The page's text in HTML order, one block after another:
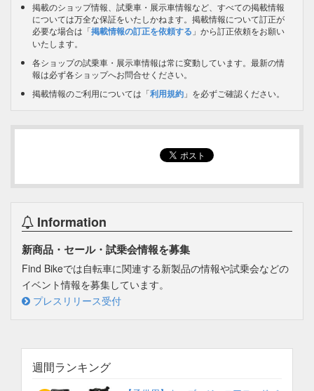
掲載のショップ情報、試乗車・展示車情報など、すべての掲載情報
については万全な保証をいたしかねます。掲載情報について訂正が
必要な場合は「掲載情報の訂正を依頼する 」から訂正依頼をお願い
いたします。
各ショップの試乗車・展示車情報は常に変動しています。最新の情
報は必ず各ショップへお問合せください。
掲載情報のご利用については「利用規約 」を必ずご確認ください。
Information
新商品・セール・試乗会情報を募集
Find Bikeでは自転車に関連する新製品の情報や試乗会などの
イベント情報を募集しています。
プレスリリース受付
週間ランキング